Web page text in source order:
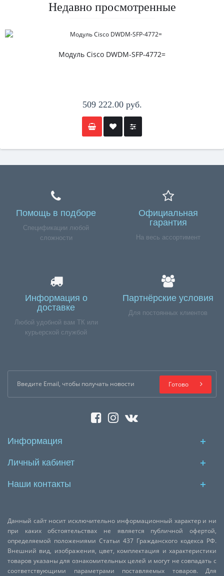
Недавно просмотренные
Модуль Cisco DWDM-SFP-4772=
509 222.00 руб.
Помощь в подборе
Спецификации любой
сложности
Официальная
гарантия
На весь ассортимент
Информация о
доставке
Любой удобной вам ТК или
курьерской службой
Партнёрские условия
Для постоянных клиентов
Готово
Информация
Личный кабинет
Наши контакты
Данный сайт носит исключительно информационный характер и ни
при каких обстоятельствах не является публичной офертой,
определяемой положениями Статьи 437 Гражданского кодекса РФ.
Внешний вид, изображения, цвет, комплектация и характеристики
товаров указаны для ознакомительных целей и могут не совпадать с
соответствующими параметрами поставляемых товаров. Для